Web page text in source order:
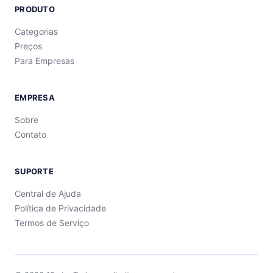
PRODUTO
Categorias
Preços
Para Empresas
EMPRESA
Sobre
Contato
SUPORTE
Central de Ajuda
Política de Privacidade
Termos de Serviço